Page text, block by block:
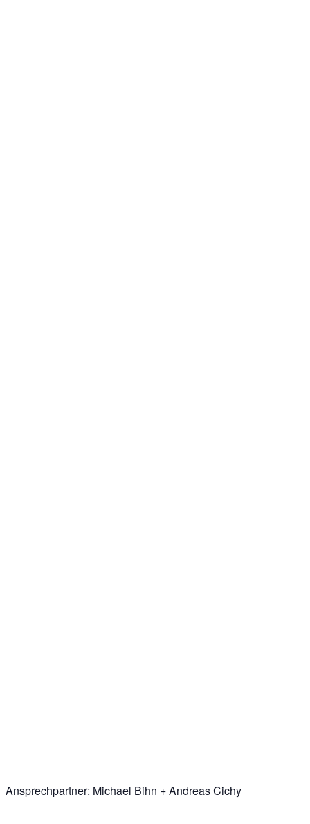
Ansprechpartner: Michael Bihn + Andreas Cichy